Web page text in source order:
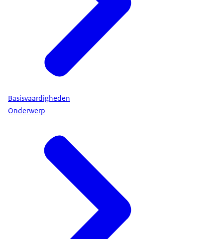
Basisvaardigheden
Onderwerp